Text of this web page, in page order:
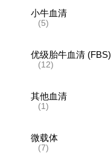
小牛血清
(5)
优级胎牛血清 (FBS)
(12)
其他血清
(1)
微载体
(7)